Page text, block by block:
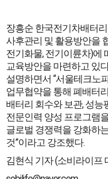
장흥순 한국전기차배터
사후관리 및 활용방안을
전기화물, 전기이륜차)에
교육방안을 마련하고 있
설명하면서 “서울테크노
업무협약을 통해 폐배터
배터리 회수와 보관, 성
전문인력 양성 프로그램
글로벌 경쟁력을 강화하
것”이라고 강조했다.
김현식 기자 (소비라이프